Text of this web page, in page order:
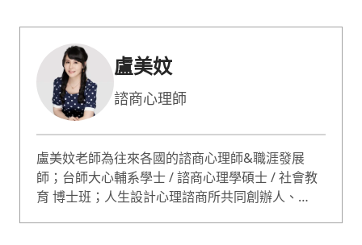
盧美妏
諮商心理師
盧美妏老師為往來各國的諮商心理師&職涯發展
師；台師大心輔系學士 / 諮商心理學碩士 / 社會教
育 博士班；人生設計心理諮商所共同創辦人、